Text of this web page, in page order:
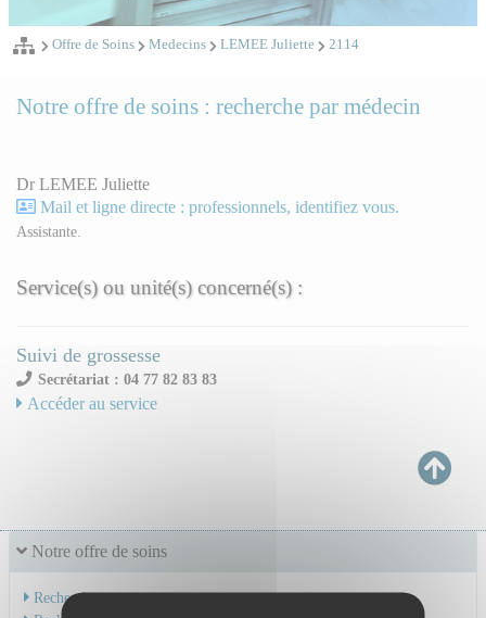
Offre de Soins Medecins LEMEE Juliette 2114
Notre offre de soins
Recherche par service
Notre offre de soins : recherche par médecin
Dr LEMEE Juliette
Mail et ligne directe : professionnels, identifiez vous.
Assistante.
Service(s) ou unité(s) concerné(s) :
Suivi de grossesse
Secrétariat : 04 77 82 83 83
Accéder au service